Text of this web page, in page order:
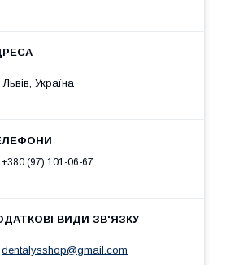
Львів, Україна
+380 (97) 101-06-67
dentalysshop@gmail.com